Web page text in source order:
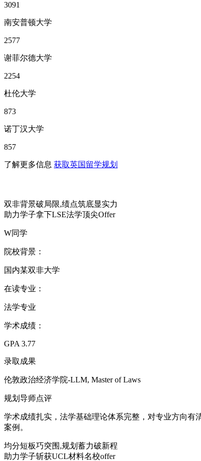
3091
南安普顿大学
2577
谢菲尔德大学
2254
杜伦大学
873
诺丁汉大学
857
了解更多信息 获取英国留学规划
双非背景破局限,绩点筑底显实力
助力学子拿下LSE法学顶尖Offer
W同学
院校背景：
国内某双非大学
在读专业：
法学专业
学术成绩：
GPA 3.77
录取成果
伦敦政治经济学院-LLM, Master of Laws
规划导师点评
学术成绩扎实，法学基础理论体系完整，对专业方向
案例。
均分短板巧突围,规划蓄力破新程
助力学子斩获UCL材料名校offer